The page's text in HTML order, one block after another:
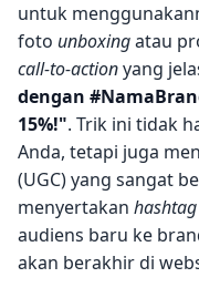
untuk
foto unboxingatau
call-to-actionyang
dengan
15%!". Trik ini tidak
Anda, tetapi juga
(UGC) yang sangat
menyertakan hashtag
audiens baru ke
akan berakhir di